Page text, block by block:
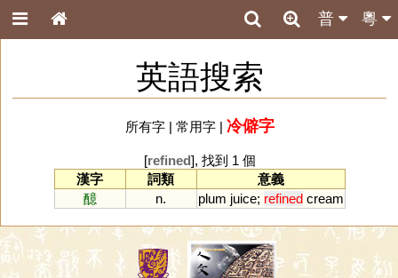
粵
普
英語搜索
所有字| 常用字| 冷僻字
[refined], 找到 1 個
漢字
詞類
意義
醷
n. plum juice; refined cream